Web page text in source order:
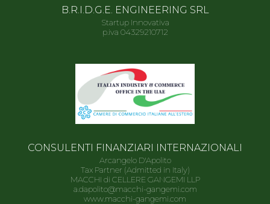
B.R.I.D.G.E. ENGINEERING SRL
Startup Innovativa
p.iva 04329210712
CONSULENTI FINANZIARI INTERNAZIONALI
Arcangelo D'Apolito
Tax Partner (Admitted in Italy)
MACCHI di CELLERE GANGEMI LLP
a.dapolito@macchi-gangemi.com
www.macchi-gangemi.com